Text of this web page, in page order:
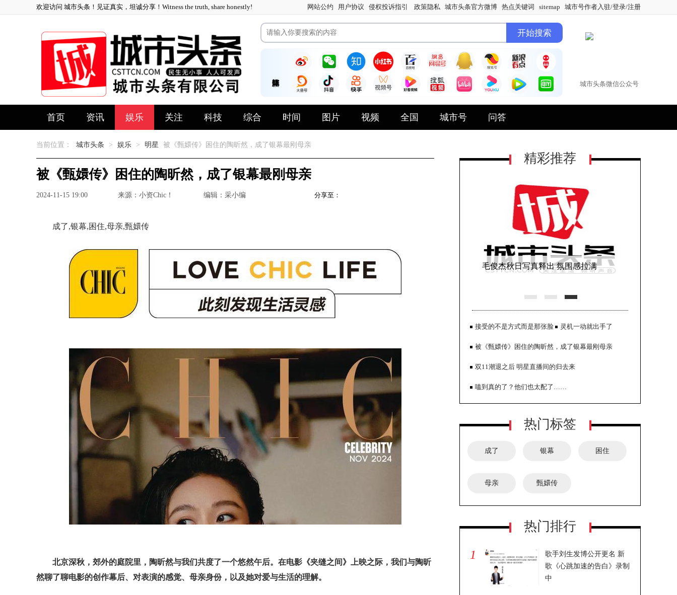
欢迎访问 城市头条！见证真实，坦诚分享！Witness the truth, share honestly! 网站公约 用户协议 侵权投诉指引 政策隐私 城市头条官方微博 热点关键词 sitemap 城市号作者入驻/登录/注册
城市头条微信公众号
首页 资讯 娱乐 关注 科技 综合 时间 图片 视频 全国 城市号 问答
当前位置： 城市头条 > 娱乐 > 明星 被《甄嬛传》困住的陶昕然，成了银幕最刚母亲
被《甄嬛传》困住的陶昕然，成了银幕最刚母亲
2024-11-15 19:00 来源：小资Chic！ 编辑：采小编 分享至：
成了,银幕,困住,母亲,甄嬛传
北京深秋，郊外的庭院里，陶昕然与我们共度了一个悠然午后。在电影《夹缝之间》上映之际，我们与陶昕
然聊了聊电影的创作幕后、对表演的感觉、母亲身份，以及她对爱与生活的理解。
精彩推荐
毛俊杰秋日写真释出 氛围感拉满
十足
接受的不是方式而是那张脸 灵机一动就出手了
被《甄嬛传》困住的陶昕然，成了银幕最刚母亲
双11潮退之后 明星直播间的归去来
嗑到真的了？他们也太配了……
热门标签
成了 银幕 困住
母亲 甄嬛传
热门排行
1
歌手刘生发博公开更名 新
歌《心跳加速的告白》录制
中